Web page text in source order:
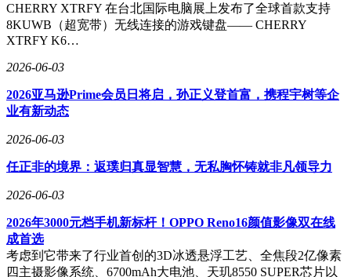
CHERRY XTRFY 在台北国际电脑展上发布了全球首款支持
8KUWB（超宽带）无线连接的游戏键盘—— CHERRY
XTRFY K6…
2026-06-03
2026亚马逊Prime会员日将启，孙正义登首富，携程宇树等企
业有新动态
2026-06-03
任正非的境界：返璞归真显智慧，无私胸怀铸就非凡领导力
2026-06-03
2026年3000元档手机新标杆！OPPO Reno16颜值影像双在线
成首选
考虑到它带来了行业首创的3D冰透悬浮工艺、全焦段2亿像素
四主摄影像系统、6700mAh大电池、天玑8550 SUPER芯片以